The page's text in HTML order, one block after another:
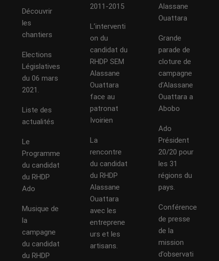
Découvrir
les
chantiers
Elections
Législatives
du 06 mars
2021.
Liste des
actualités
Le
Programme
du candidat
du RHDP
Ado
Musique de
la
campagne
du candidat
du RHDP
2011-2015
L’interventi
on du
candidat du
RHDP SEM
Alassane
Ouattara
face au
patronat
Ivoirien
La
rencontre
du candidat
du RHDP
Alassane
Ouattara
avec les
entreprene
urs et les
artisans.
Alassane
Ouattara
Grande
parade de
cloture de
campagne
d’Alassane
Ouattara a
Abobo
Ado
Président
20/20 pour
les 31
régions du
pays.
Conférence
de presse
de la
mission
d’observati